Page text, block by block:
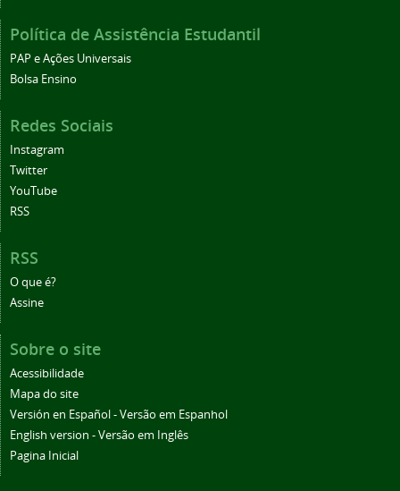
Política de Assistência Estudantil
PAP e Ações Universais
Bolsa Ensino
Redes Sociais
Instagram
Twitter
YouTube
RSS
RSS
O que é?
Assine
Sobre o site
Acessibilidade
Mapa do site
Versión en Español - Versão em Espanhol
English version - Versão em Inglês
Pagina Inicial